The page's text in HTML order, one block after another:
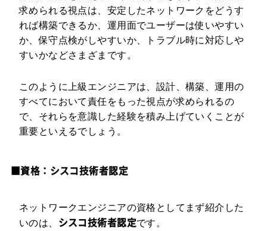
求められる視点は、安定したネットワークをどうす
れば構築できるか、運用面でユーザーは使いやすい
か、保守点検がしやすいか、トラブル時に対応しや
すいかなどさまざまです。
このように上級エンジニアは、設計、構築、運用の
すべてにおいて責任をもった視点が求められるの
で、それらを意識した経験を積み上げていくことが
重要といえるでしょう。
■資格：シスコ技術者認定
ネットワークエンジニアの資格としてまず紹介した
いのは、 シスコ技術者認定です。